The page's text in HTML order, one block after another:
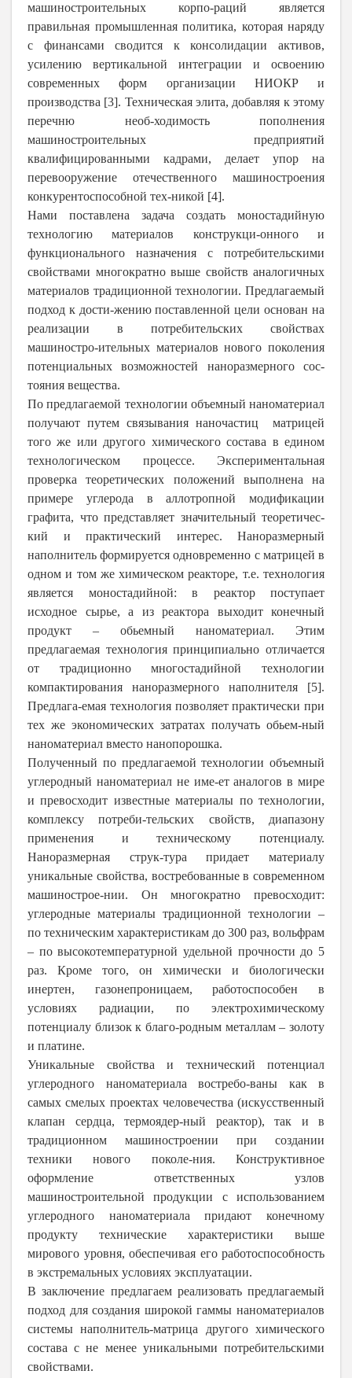
машиностроительных корпо-раций является
правильная промышленная политика, которая наряду
с финансами сводится к консолидации активов,
усилению вертикальной интеграции и освоению
современных форм организации НИОКР и
производства [3]. Техническая элита, добавляя к этому
перечню необ-ходимость пополнения
машиностроительных предприятий
квалифицированными кадрами, делает упор на
перевооружение отечественного машиностроения
конкурентоспособной тех-никой [4].
Нами поставлена задача создать моностадийную
технологию материалов конструкци-онного и
функционального назначения с потребительскими
свойствами многократно выше свойств аналогичных
материалов традиционной технологии. Предлагаемый
подход к дости-жению поставленной цели основан на
реализации в потребительских свойствах
машиностро-ительных материалов нового поколения
потенциальных возможностей наноразмерного сос-
тояния вещества.
По предлагаемой технологии объемный наноматериал
получают путем связывания наночастиц матрицей
того же или другого химического состава в едином
технологическом процессе. Экспериментальная
проверка теоретических положений выполнена на
примере углерода в аллотропной модификации
графита, что представляет значительный теоретичес-
кий и практический интерес. Наноразмерный
наполнитель формируется одновременно с матрицей в
одном и том же химическом реакторе, т.е. технология
является моностадийной: в реактор поступает
исходное сырье, а из реактора выходит конечный
продукт – обьемный наноматериал. Этим
предлагаемая технология принципиально отличается
от традиционно многостадийной технологии
компактирования наноразмерного наполнителя [5].
Предлага-емая технология позволяет практически при
тех же экономических затратах получать обьем-ный
наноматериал вместо нанопорошка.
Полученный по предлагаемой технологии объемный
углеродный наноматериал не име-ет аналогов в мире
и превосходит известные материалы по технологии,
комплексу потреби-тельских свойств, диапазону
применения и техническому потенциалу.
Наноразмерная струк-тура придает материалу
уникальные свойства, востребованные в современном
машинострое-нии. Он многократно превосходит:
углеродные материалы традиционной технологии –
по техническим характеристикам до 300 раз, вольфрам
– по высокотемпературной удельной прочности до 5
раз. Кроме того, он химически и биологически
инертен, газонепроницаем, работоспособен в
условиях радиации, по электрохимическому
потенциалу близок к благо-родным металлам – золоту
и платине.
Уникальные свойства и технический потенциал
углеродного наноматериала востребо-ваны как в
самых смелых проектах человечества (искусственный
клапан сердца, термоядер-ный реактор), так и в
традиционном машиностроении при создании
техники нового поколе-ния. Конструктивное
оформление ответственных узлов
машиностроительной продукции с использованием
углеродного наноматериала придают конечному
продукту технические характеристики выше
мирового уровня, обеспечивая его работоспособность
в экстремальных условиях эксплуатации.
В заключение предлагаем реализовать предлагаемый
подход для создания широкой гаммы наноматериалов
системы наполнитель-матрица другого химического
состава с не менее уникальными потребительскими
свойствами.